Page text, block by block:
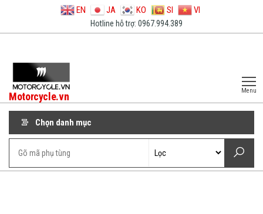
EN JA KO SI VI
Hotline hỗ trợ: 0967.994.389
Motorcycle.vn Menu
Chọn danh mục